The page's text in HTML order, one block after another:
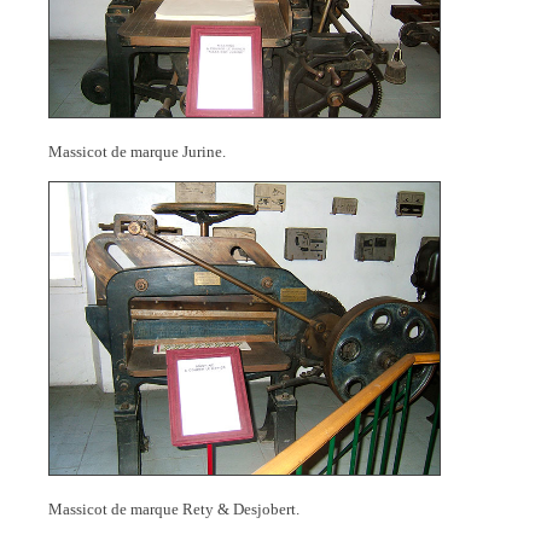
Massicot de marque Jurine.
Massicot de marque Rety & Desjobert.